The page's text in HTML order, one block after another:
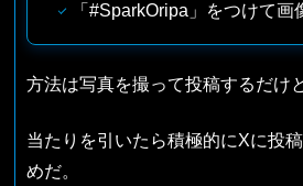
「#SparkOripa」をつけて画
方法は写真を撮って投稿するだけ
当たりを引いたら積極的にXに投
めだ。